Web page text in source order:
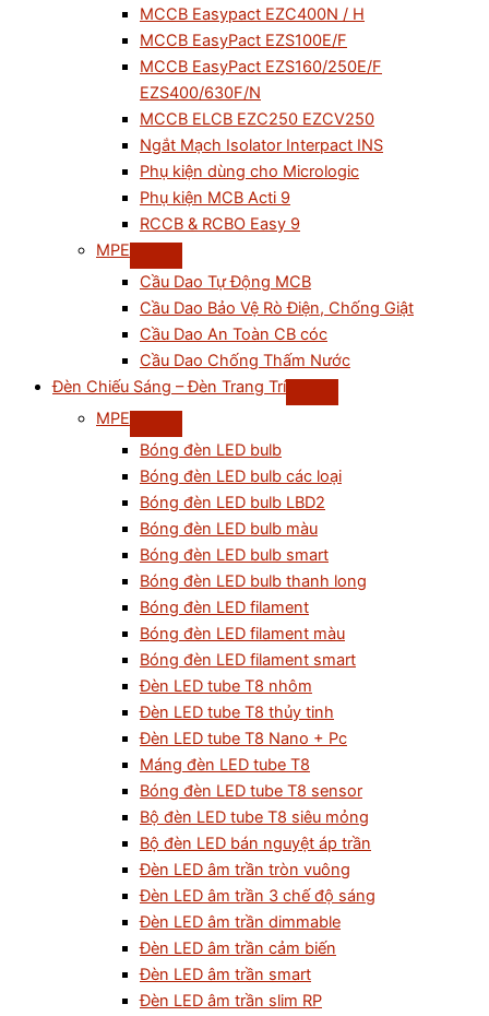
MCCB Easypact EZC400N / H
MCCB EasyPact EZS100E/F
MCCB EasyPact EZS160/250E/F
EZS400/630F/N
MCCB ELCB EZC250 EZCV250
Ngắt Mạch Isolator Interpact INS
Phụ kiện dùng cho Micrologic
Phụ kiện MCB Acti 9
RCCB & RCBO Easy 9
MPE
Cầu Dao Tự Động MCB
Cầu Dao Bảo Vệ Rò Điện, Chống Giật
Cầu Dao An Toàn CB cóc
Cầu Dao Chống Thấm Nước
Đèn Chiếu Sáng – Đèn Trang Trí
MPE
Bóng đèn LED bulb
Bóng đèn LED bulb các loại
Bóng đèn LED bulb LBD2
Bóng đèn LED bulb màu
Bóng đèn LED bulb smart
Bóng đèn LED bulb thanh long
Bóng đèn LED filament
Bóng đèn LED filament màu
Bóng đèn LED filament smart
Đèn LED tube T8 nhôm
Đèn LED tube T8 thủy tinh
Đèn LED tube T8 Nano + Pc
Máng đèn LED tube T8
Bóng đèn LED tube T8 sensor
Bộ đèn LED tube T8 siêu mỏng
Bộ đèn LED bán nguyệt áp trần
Đèn LED âm trần tròn vuông
Đèn LED âm trần 3 chế độ sáng
Đèn LED âm trần dimmable
Đèn LED âm trần cảm biến
Đèn LED âm trần smart
Đèn LED âm trần slim RP